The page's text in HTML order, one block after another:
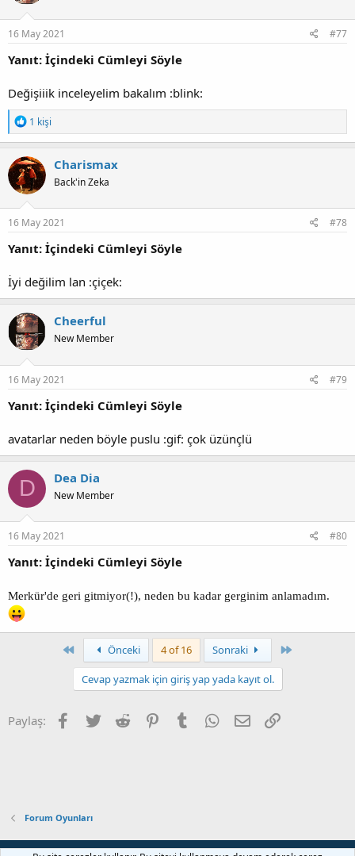
16 May 2021 #77
Yanıt: İçindeki Cümleyi Söyle
Değişiiik inceleyelim bakalım :blink:
T
e
p
k
i
l
e
r
:
1 kişi
Charismax
Back'in Zeka
16 May 2021 #78
Yanıt: İçindeki Cümleyi Söyle
İyi değilim lan :çiçek:
Cheerful
New Member
16 May 2021 #79
Yanıt: İçindeki Cümleyi Söyle
avatarlar neden böyle puslu :gif: çok üzünçlü
D Dea Dia
New Member
16 May 2021 #80
Yanıt: İçindeki Cümleyi Söyle
Merkür'de geri gitmiyor(!), neden bu kadar gerginim anlamadım.
Birinci Önceki 4 of 16 Sonraki
Cevap yazmak için giriş yap yada kayıt ol.
Paylaş: Facebook
Twitter Reddit PinterestTumblr WhatsApp
E-posta
Forum Oyunları
Bize ulaşın Şartlar ve kurallar Gizlilik politikası Yardım